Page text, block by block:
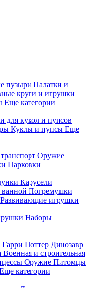
пузыри Палатки и
круги и игрушки
Еще категории
для кукол и пупсов
Куклы и пупсы Еще
Оружие
Парковки
Карусели
Погремушки
Развивающие игрушки
Наборы
Гарри Поттер Динозавр
Военная и строительная
Оружие Питомцы
Еще категории